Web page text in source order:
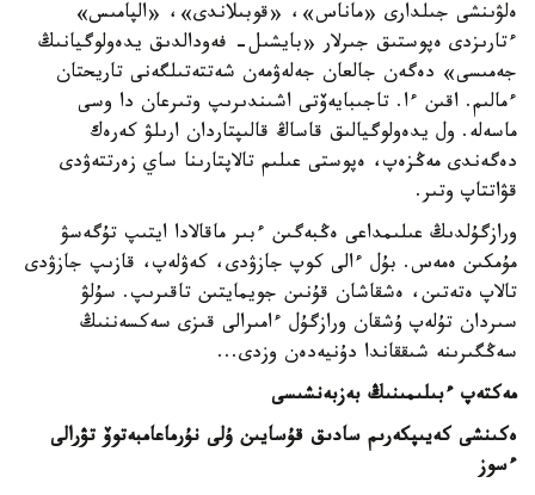
ەلۋىنشى جىلدارى «ماناس»، «قوبىلاندى»، «الپامىس»
ءتارىزدى ەپوستىق جىرلار «بايشىل- فەودالدىق يدەولوگيانىڭ
جەمىسى» دەگەن جالعان جەلەۋمەن شەتتەتىلگەنى تاريحتان
ءمالىم. اقىن ءا. تاجىبايەۆتى اشىندىرىپ وتىرعان دا وسى
ماسەلە. ول يدەولوگيالىق قاساڭ قالىپتاردان ارىلۋ كەرەك
دەگەندى مەڭزەپ، ەپوستى عىلىم تالاپتارىنا ساي زەرتتەۋدى
قۋاتتاپ وتىر.
ورازگۇلدىڭ عىلىمداعى ەڭبەگىن ءبىر ماقالادا ايتىپ تۇگەسۋ
مۇمكىن ەمەس. بۇل ءالى كوپ جازۋدى، كەۋلەپ، قازىپ جازۋدى
تالاپ ەتەتىن، ەشقاشان قۇنىن جويمايتىن تاقىرىپ. سۇلۋ
سىردان تۇلەپ ۇشقان ورازگۇل ءامىرالى قىزى سەكسەننىڭ
سەڭگىرىنە شىققاندا دۇنيەدەن وزدى...
مەكتەپ ءبىلىمىنىڭ بەزبەنشىسى
ەكىنشى كەيىپكەرىم سادىق قۇسايىن ۇلى نۇرماعامبەتوۆ تۋرالى
ءسوز